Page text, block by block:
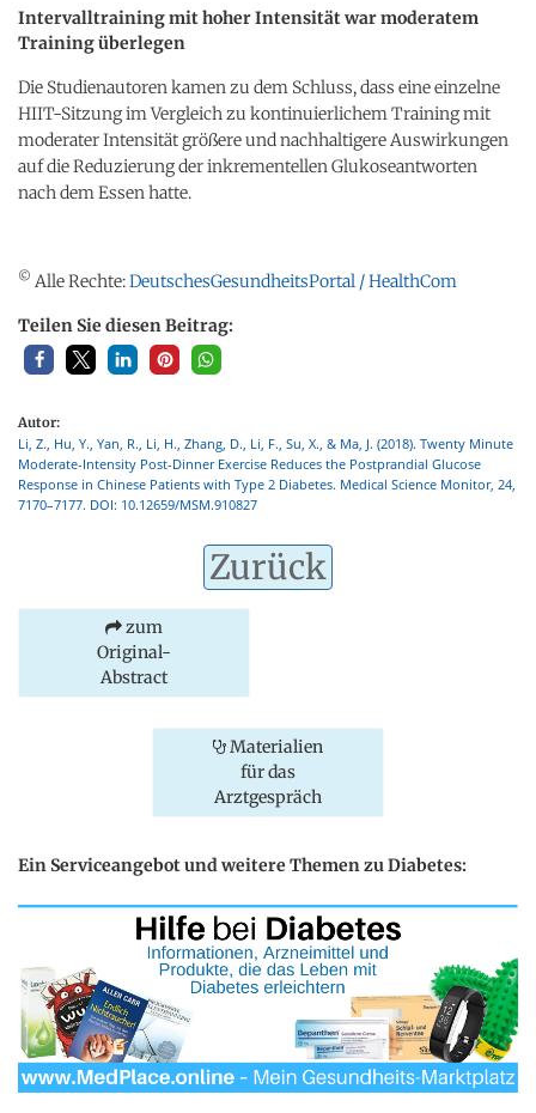
Intervalltraining mit hoher Intensität war moderatem
Training überlegen
Die Studienautoren kamen zu dem Schluss, dass eine einzelne
HIIT-Sitzung im Vergleich zu kontinuierlichem Training mit
moderater Intensität größere und nachhaltigere Auswirkungen
auf die Reduzierung der inkrementellen Glukoseantworten
nach dem Essen hatte.
© Alle Rechte:DeutschesGesundheitsPortal / HealthCom
Teilen Sie diesen Beitrag:
Autor:
Li, Z., Hu, Y., Yan, R., Li, H., Zhang, D., Li, F., Su, X., & Ma, J. (2018). Twenty Minute
Moderate-Intensity Post-Dinner Exercise Reduces the Postprandial Glucose
Response in Chinese Patients with Type 2 Diabetes. Medical Science Monitor, 24,
7170–7177. DOI: 10.12659/MSM.910827
Zurück
zum
Original-
Abstract
Materialien
für das
Arztgespräch
Ein Serviceangebot und weitere Themen zu Diabetes: